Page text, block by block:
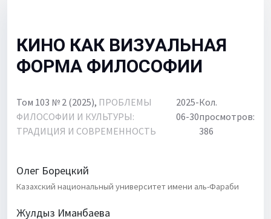
Объявления
КИНО КАК ВИЗУАЛЬНАЯ
ФОРМА ФИЛОСОФИИ
Том 103 № 2 (2025), ПРОБЛЕМЫ
ФИЛОСОФИИ И КУЛЬТУРЫ:
ТРАДИЦИЯ И СОВРЕМЕННОСТЬ
2025-
06-30
Кол.
просмотров:
386
Олег Борецкий
Казахский национальный университет имени аль-Фараби
Жулдыз Иманбаева